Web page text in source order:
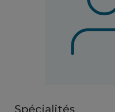
Spécialités